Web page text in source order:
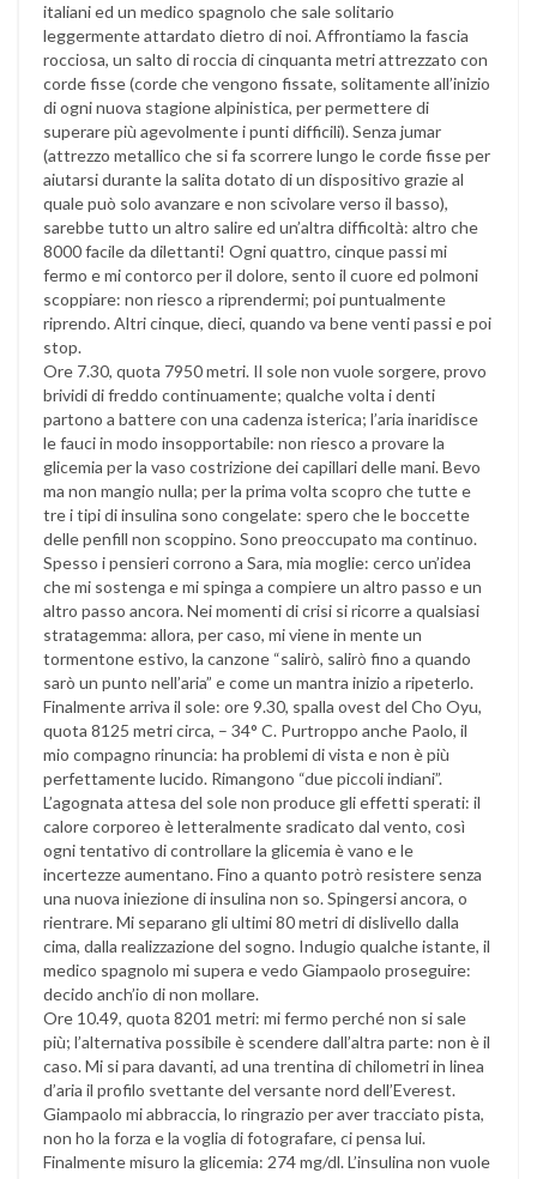
italiani ed un medico spagnolo che sale solitario
leggermente attardato dietro di noi. Affrontiamo la fascia
rocciosa, un salto di roccia di cinquanta metri attrezzato con
corde fisse (corde che vengono fissate, solitamente all’inizio
di ogni nuova stagione alpinistica, per permettere di
superare più agevolmente i punti difficili). Senza jumar
(attrezzo metallico che si fa scorrere lungo le corde fisse per
aiutarsi durante la salita dotato di un dispositivo grazie al
quale può solo avanzare e non scivolare verso il basso),
sarebbe tutto un altro salire ed un’altra difficoltà: altro che
8000 facile da dilettanti! Ogni quattro, cinque passi mi
fermo e mi contorco per il dolore, sento il cuore ed polmoni
scoppiare: non riesco a riprendermi; poi puntualmente
riprendo. Altri cinque, dieci, quando va bene venti passi e poi
stop.
Ore 7.30, quota 7950 metri. Il sole non vuole sorgere, provo
brividi di freddo continuamente; qualche volta i denti
partono a battere con una cadenza isterica; l’aria inaridisce
le fauci in modo insopportabile: non riesco a provare la
glicemia per la vaso costrizione dei capillari delle mani. Bevo
ma non mangio nulla; per la prima volta scopro che tutte e
tre i tipi di insulina sono congelate: spero che le boccette
delle penfill non scoppino. Sono preoccupato ma continuo.
Spesso i pensieri corrono a Sara, mia moglie: cerco un’idea
che mi sostenga e mi spinga a compiere un altro passo e un
altro passo ancora. Nei momenti di crisi si ricorre a qualsiasi
stratagemma: allora, per caso, mi viene in mente un
tormentone estivo, la canzone “salirò, salirò fino a quando
sarò un punto nell’aria” e come un mantra inizio a ripeterlo.
Finalmente arriva il sole: ore 9.30, spalla ovest del Cho Oyu,
quota 8125 metri circa, – 34° C. Purtroppo anche Paolo, il
mio compagno rinuncia: ha problemi di vista e non è più
perfettamente lucido. Rimangono “due piccoli indiani”.
L’agognata attesa del sole non produce gli effetti sperati: il
calore corporeo è letteralmente sradicato dal vento, così
ogni tentativo di controllare la glicemia è vano e le
incertezze aumentano. Fino a quanto potrò resistere senza
una nuova iniezione di insulina non so. Spingersi ancora, o
rientrare. Mi separano gli ultimi 80 metri di dislivello dalla
cima, dalla realizzazione del sogno. Indugio qualche istante, il
medico spagnolo mi supera e vedo Giampaolo proseguire:
decido anch’io di non mollare.
Ore 10.49, quota 8201 metri: mi fermo perché non si sale
più; l’alternativa possibile è scendere dall’altra parte: non è il
caso. Mi si para davanti, ad una trentina di chilometri in linea
d’aria il profilo svettante del versante nord dell’Everest.
Giampaolo mi abbraccia, lo ringrazio per aver tracciato pista,
non ho la forza e la voglia di fotografare, ci pensa lui.
Finalmente misuro la glicemia: 274 mg/dl. L’insulina non vuole